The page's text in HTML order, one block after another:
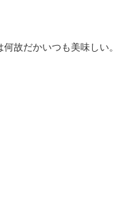
故だかいつも美味しい。